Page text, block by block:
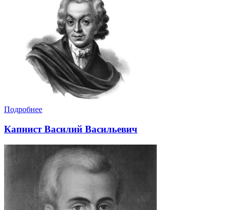
Подробнее
Капнист Василий Васильевич